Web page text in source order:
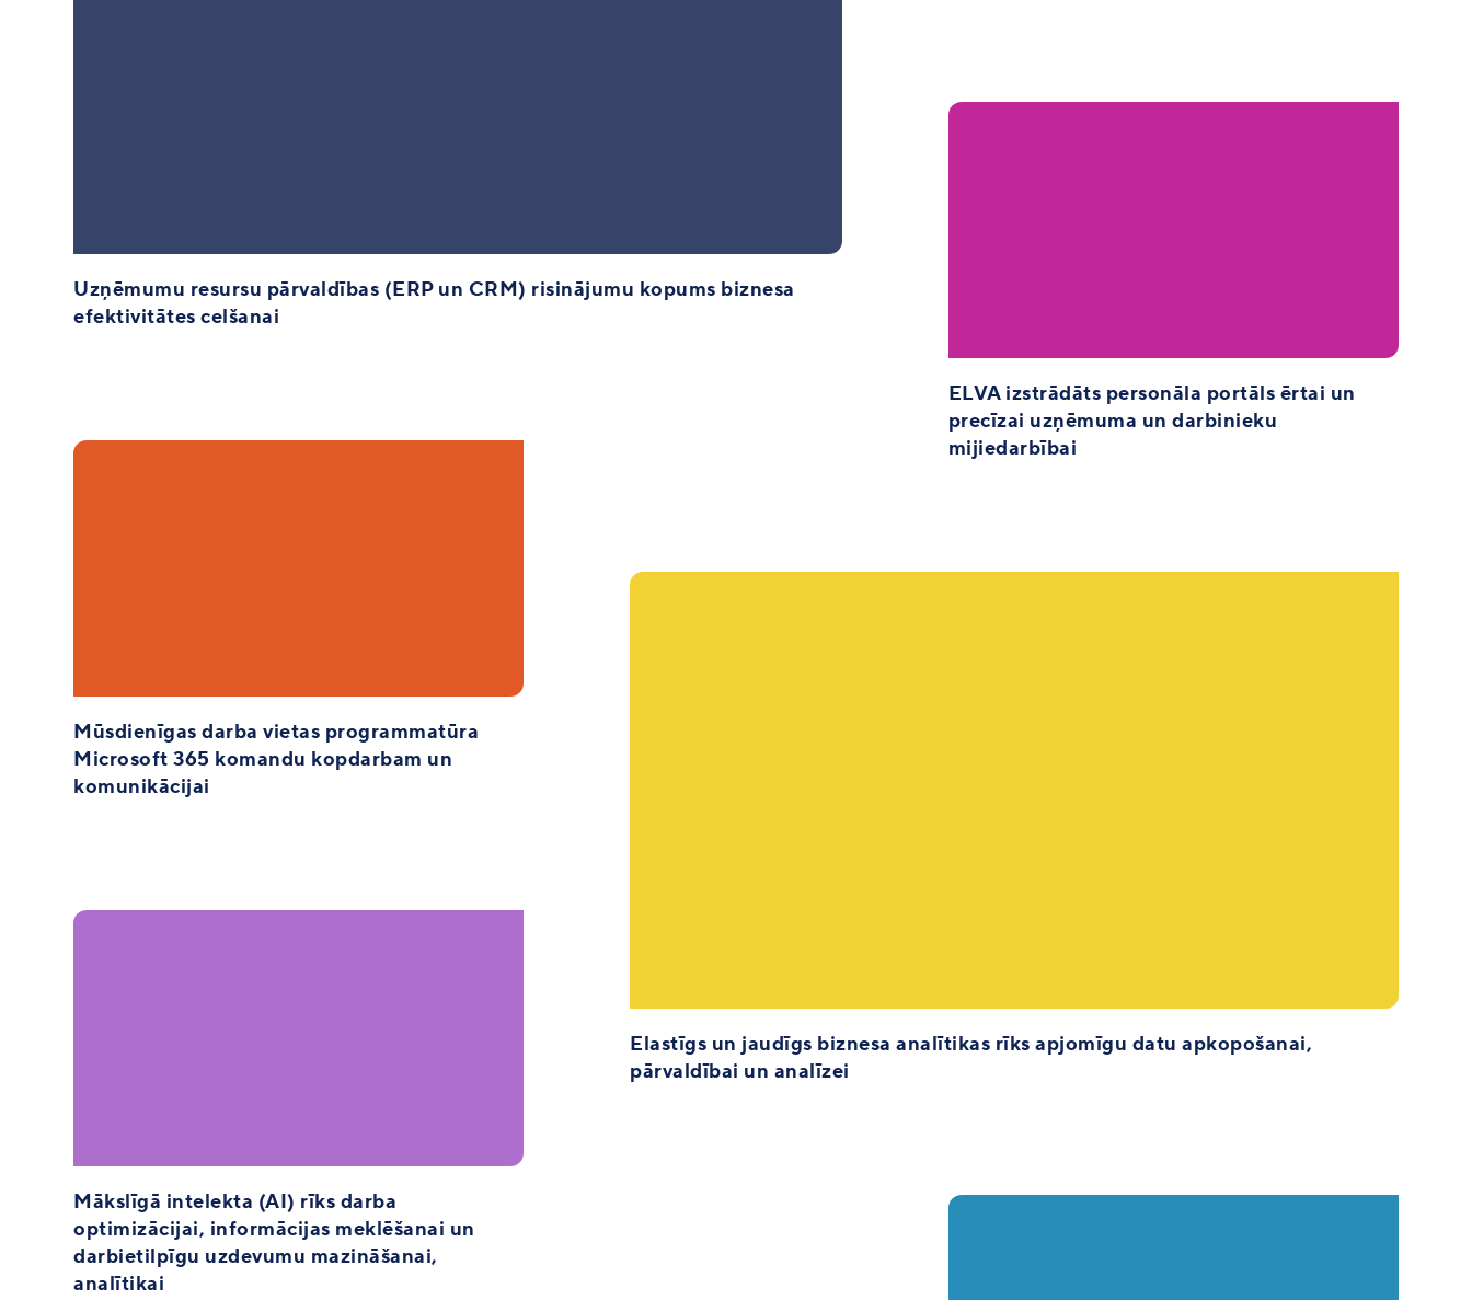
Uzņēmumu resursu pārvaldības (ERP un CRM) risinājumu kopums biznesa
efektivitātes celšanai
ELVA izstrādāts personāla portāls ērtai un
precīzai uzņēmuma un darbinieku
mijiedarbībai
Mūsdienīgas darba vietas programmatūra
Microsoft 365 komandu kopdarbam un
komunikācijai
Elastīgs un jaudīgs biznesa analītikas rīks apjomīgu datu apkopošanai,
pārvaldībai un analīzei
Mākslīgā intelekta (AI) rīks darba
optimizācijai, informācijas meklēšanai un
darbietilpīgu uzdevumu mazināšanai,
analītikai